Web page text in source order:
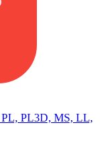
PL, PL3D, MS, LL,